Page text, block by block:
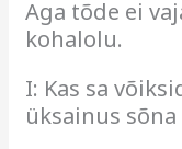
Aga tõde ei
kohalolu.
I: Kas sa
üksainus